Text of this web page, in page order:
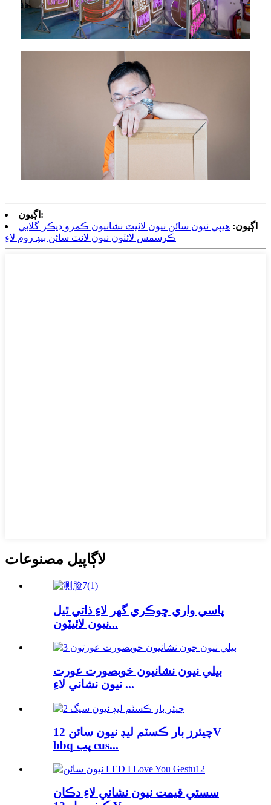
اڳيون:
اڳيون: هيپي نيون سائن نيون لائيٽ نشانيون ڪمرو ڊيڪر گلابي
ڪرسمس لائٽون نيون لائٽ سائن بيڊ روم لاءِ
لاڳاپيل مصنوعات
پاسي واري ڇوڪري گهر لاءِ ذاتي ٿيل
نيون لائيٽون...
بيلي نيون نشانيون خوبصورت عورت
نيون نشاني لاءِ ...
چيئرز بار ڪسٽم ليڊ نيون سائن 12V
bbq پب cus...
سستي قيمت نيون نشاني لاءِ دڪان